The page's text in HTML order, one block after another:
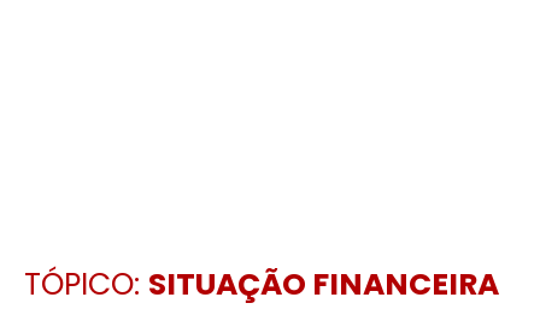
TÓPICO: SITUAÇÃO FINANCEIRA